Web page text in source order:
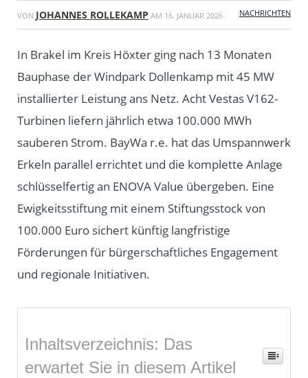
VON JOHANNES ROLLEKAMP AM 16. JANUAR 2026 NACHRICHTEN
In Brakel im Kreis Höxter ging nach 13 Monaten
Bauphase der Windpark Dollenkamp mit 45 MW
installierter Leistung ans Netz. Acht Vestas V162-
Turbinen liefern jährlich etwa 100.000 MWh
sauberen Strom. BayWa r.e. hat das Umspannwerk
Erkeln parallel errichtet und die komplette Anlage
schlüsselfertig an ENOVA Value übergeben. Eine
Ewigkeitsstiftung mit einem Stiftungsstock von
100.000 Euro sichert künftig langfristige
Förderungen für bürgerschaftliches Engagement
und regionale Initiativen.
Inhaltsverzeichnis: Das
erwartet Sie in diesem Artikel